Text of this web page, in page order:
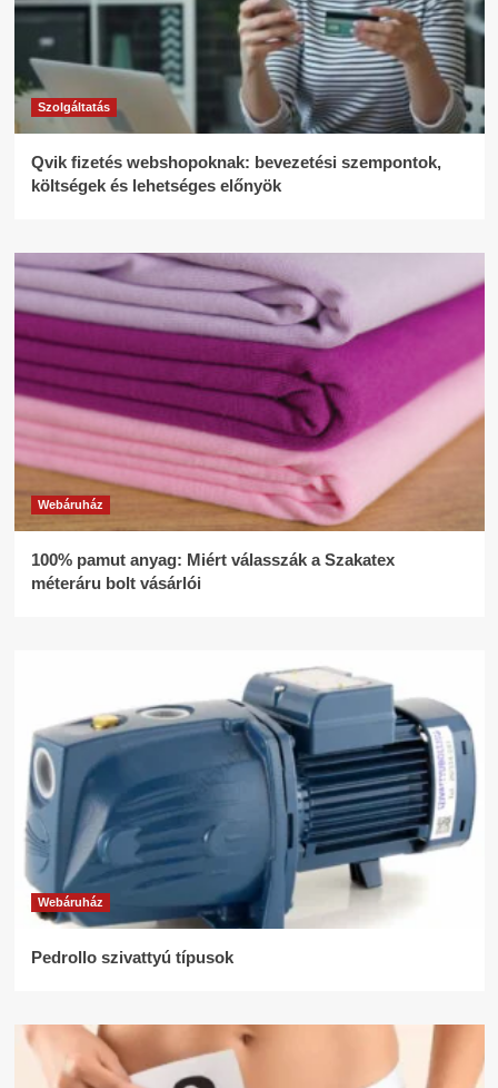
Szolgáltatás
Qvik fizetés webshopoknak: bevezetési szempontok,
költségek és lehetséges előnyök
Webáruház
100% pamut anyag: Miért válasszák a Szakatex
méteráru bolt vásárlói
Webáruház
Pedrollo szivattyú típusok